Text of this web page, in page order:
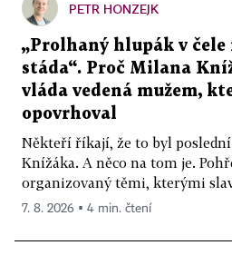
PETR HONZEJK
„Prolhaný hlupák v
stáda“. Proč Milana
vláda vedená mužem,
opovrhoval
Někteří říkají, že to byl
Knížáka. A něco na tom je.
organizovaný těmi, kterými
7. 8. 2026 ▪ 4 min. čtení